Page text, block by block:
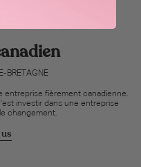
BRETAGNE
entreprise fièrement canadienne.
investir dans une entreprise
changement.